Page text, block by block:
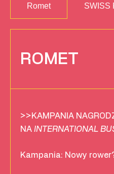
Romet SWISS
ROMET
>>KAMPANIA
NA INTERNATIONAL
Kampania: Nowy